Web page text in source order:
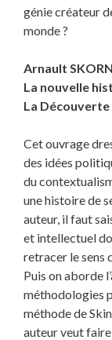
génie créateur
monde ?
Arnault
La nouvelle
La Découverte
Cet ouvrage
des idées
du
une histoire de
auteur, il faut
et intellectuel
retracer le sens
Puis on aborde
méthodologies
méthode de
auteur veut